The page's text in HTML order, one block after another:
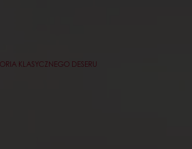
KLASYCZNEGO DESERU